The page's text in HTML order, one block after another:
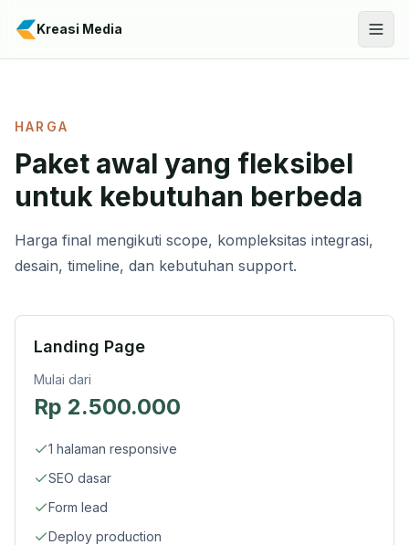
Kreasi Media
HARGA
Paket awal yang fleksibel
untuk kebutuhan berbeda
Harga final mengikuti scope, kompleksitas integrasi,
desain, timeline, dan kebutuhan support.
Landing Page
Mulai dari
Rp 2.500.000
1 halaman responsive
SEO dasar
Form lead
Deploy production